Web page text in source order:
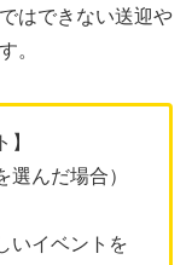
はできない送迎や
。
選んだ場合）
いイベントを